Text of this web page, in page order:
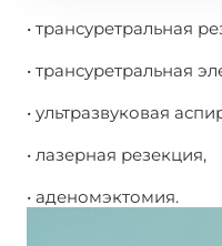
• трансуретральная
• трансуретральная
• ультразвуковая
• лазерная резекция,
• аденомэктомия.